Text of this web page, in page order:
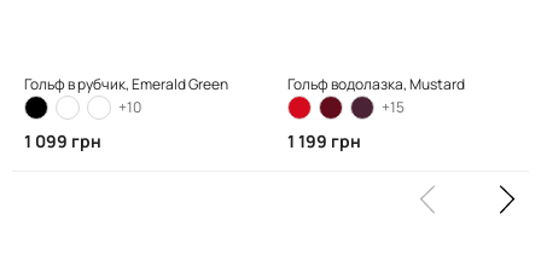
Гольф в рубчик, Emerald Green
+10
1 099 грн
Гольф водолазка, Mustard
+15
1 199 грн